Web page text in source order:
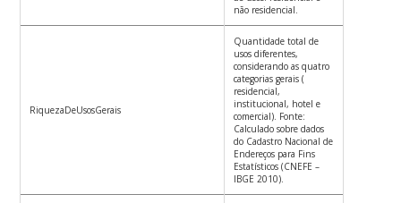
não residencial.
RiquezaDeUsosGerais
Quantidade total de
usos diferentes,
considerando as quatro
categorias gerais (
residencial,
institucional, hotel e
comercial). Fonte:
Calculado sobre dados
do Cadastro Nacional de
Endereços para Fins
Estatísticos (CNEFE –
IBGE 2010).